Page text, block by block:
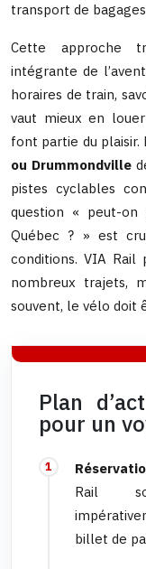
transport de
Cette approche
intégrante de
horaires de train,
vaut mieux en
font partie du plaisir.
ou Drummondville
pistes cyclables
question « peut-
Québec ? » est
conditions. VIA Rail
nombreux trajets,
souvent, le vélo doit
Plan
pour un
Rail
billet de